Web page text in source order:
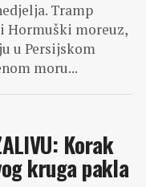
Tramp
Hormuški moreuz,
u Persijskom
moru...
Korak
kruga pakla